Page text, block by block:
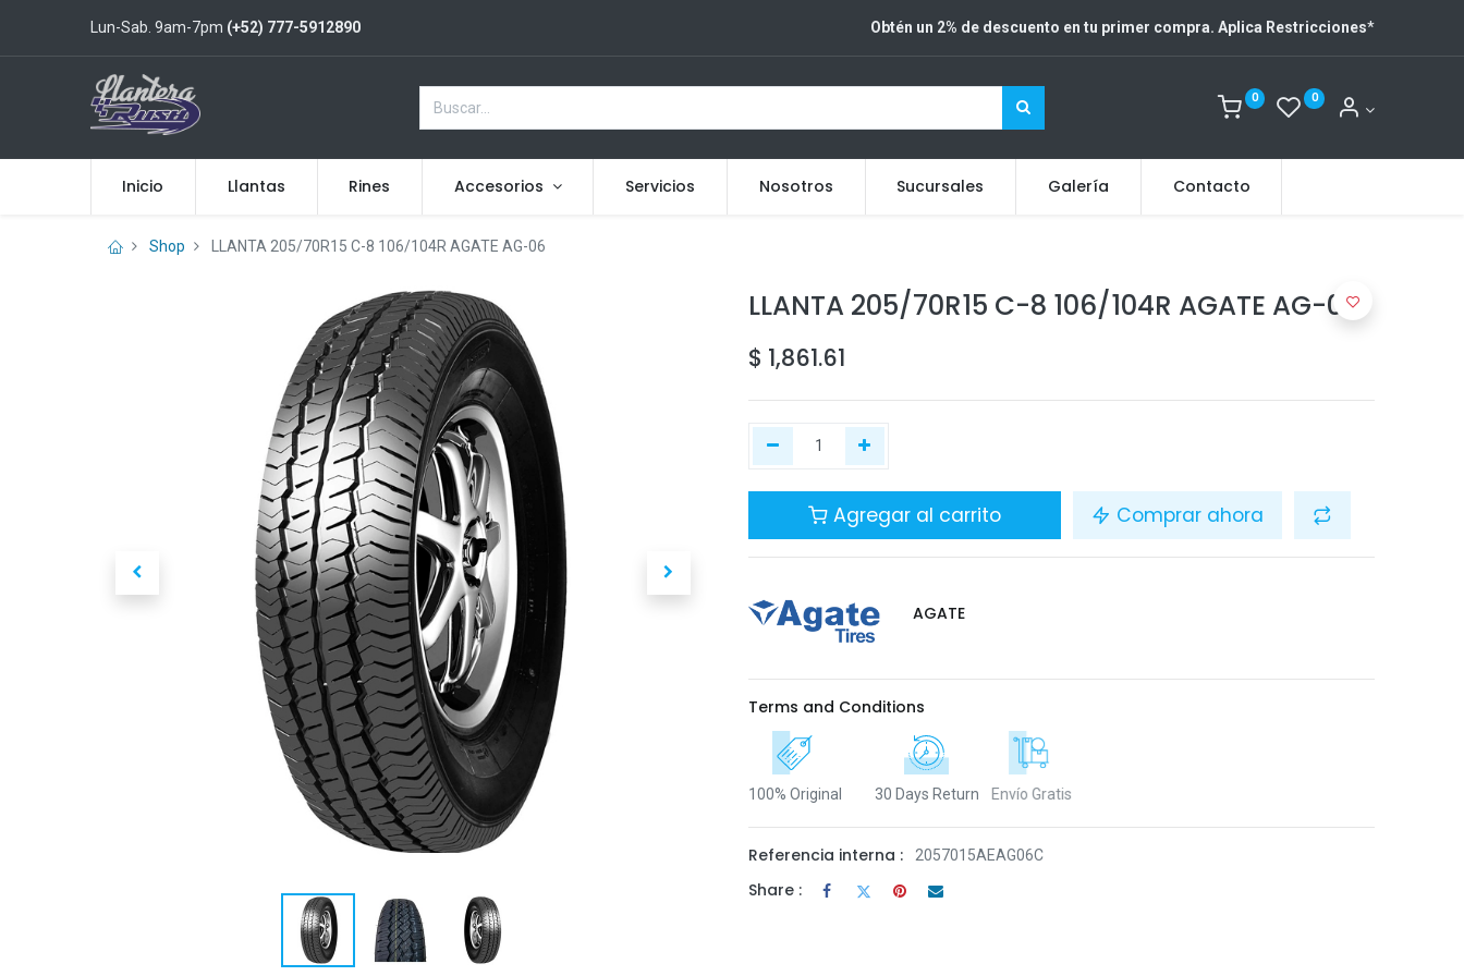
Lun-Sab. 9am-7pm (+52) 777-5912890 Obtén un 2% de descuento en tu primer compra. Aplica Restricciones*
0 0
Inicio Llantas Rines Accesorios Servicios Nosotros Sucursales Galería Contacto
Shop LLANTA 205/70R15 C-8 106/104R AGATE AG-06
LLANTA 205/70R15 C-8 106/104R AGATE AG-06
$ 1,861.61
Agregar al carrito Comprar ahora
AGATE
Terms and Conditions
100% Original 30 Days Return Envío Gratis
Referencia interna : 2057015AEAG06C
Share :